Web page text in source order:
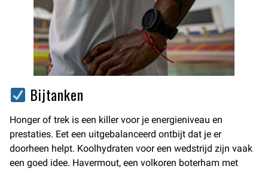
Bijtanken
Honger of trek is een killer voor je energieniveau en
prestaties. Eet een uitgebalanceerd ontbijt dat je er
doorheen helpt. Koolhydraten voor een wedstrijd zijn vaak
een goed idee. Havermout, een volkoren boterham met